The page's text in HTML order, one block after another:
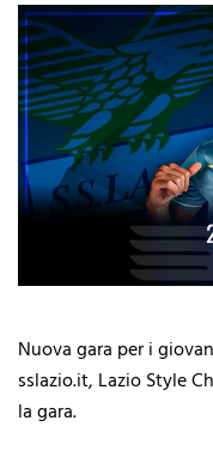
Nuova gara per i
sslazio.it, Lazio Style
la gara.